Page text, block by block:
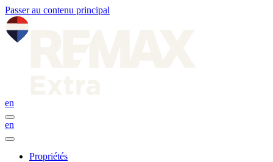
Passer au contenu principal
en
en
Propriétés